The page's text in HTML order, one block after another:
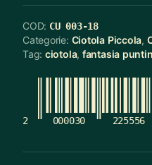
COD: CU 003-18
Categorie: Ciotola Piccola,
Tag: ciotola, fantasia
2 000030 225556